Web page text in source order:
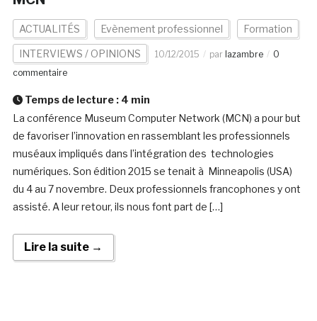
ACTUALITÉS Evènement professionnel Formation
INTERVIEWS / OPINIONS 10/12/2015 par lazambre
0
commentaire
Temps de lecture : 4 min
La conférence Museum Computer Network (MCN) a pour but
de favoriser l’innovation en rassemblant les professionnels
muséaux impliqués dans l’intégration des technologies
numériques. Son édition 2015 se tenait à Minneapolis (USA)
du 4 au 7 novembre. Deux professionnels francophones y ont
assisté. A leur retour, ils nous font part de […]
Lire la suite →